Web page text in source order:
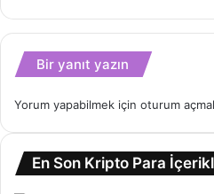
Bir yanıt yazın
Yorum yapabilmek için oturum
En Son Kripto Para